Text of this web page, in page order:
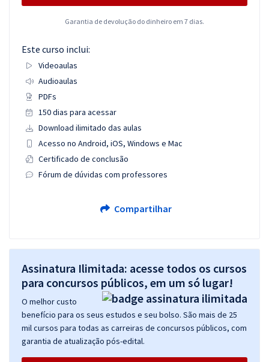
Garantia de devolução do dinheiro em 7 dias.
Este curso inclui:
Videoaulas
Audioaulas
PDFs
150 dias para acessar
Download ilimitado das aulas
Acesso no Android, iOS, Windows e Mac
Certificado de conclusão
Fórum de dúvidas com professores
Compartilhar
Assinatura Ilimitada: acesse todos os cursos
para concursos públicos, em um só lugar!
O melhor custo
benefício para os seus estudos e seu bolso. São mais de 25
mil cursos para todas as carreiras de concursos públicos, com
garantia de atualização pós-edital.